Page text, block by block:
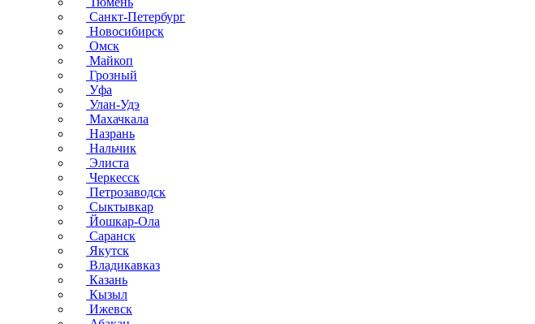
Санкт-Петербург
Новосибирск
Омск
Майкоп
Грозный
Уфа
Улан-Удэ
Махачкала
Назрань
Нальчик
Элиста
Черкесск
Петрозаводск
Сыктывкар
Йошкар-Ола
Саранск
Якутск
Владикавказ
Казань
Кызыл
Ижевск